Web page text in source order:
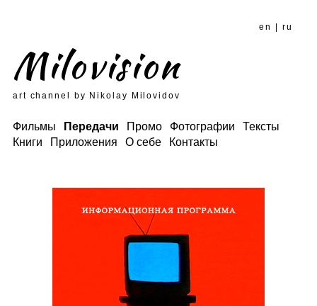
en ru
Milovision
art channel by Nikolay Milovidov
Фильмы Передачи Промо Фотографии
Тексты
Книги
Приложения О себе Контакты